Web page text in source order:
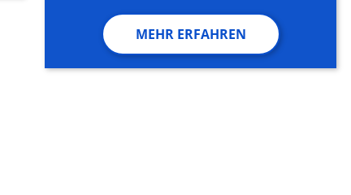
MEHR ERFAHREN